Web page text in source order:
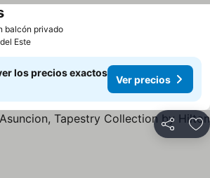
balcón privado
Este
los precios exactos
Ver precios
Compartir